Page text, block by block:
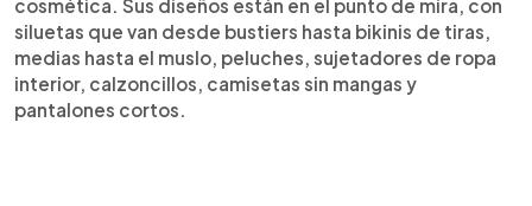
cosmética. Sus diseños están en el punto de mira, con
siluetas que van desde bustiers hasta bikinis de tiras,
medias hasta el muslo, peluches, sujetadores de ropa
interior, calzoncillos, camisetas sin mangas y
pantalones cortos.